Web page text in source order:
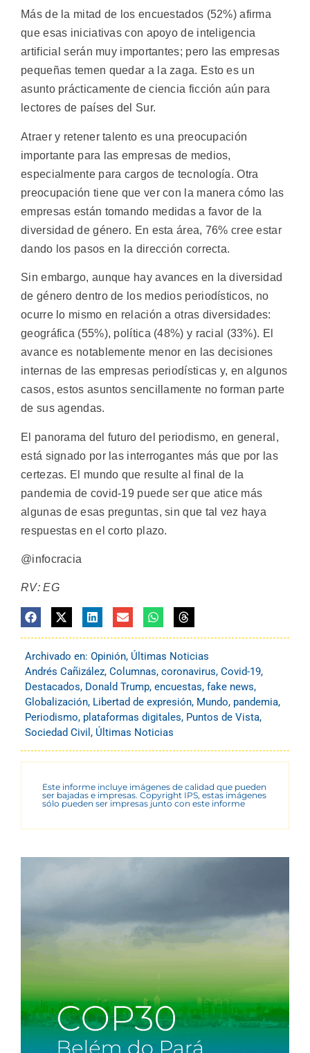
Más de la mitad de los encuestados (52%) afirma
que esas iniciativas con apoyo de inteligencia
artificial serán muy importantes; pero las empresas
pequeñas temen quedar a la zaga. Esto es un
asunto prácticamente de ciencia ficción aún para
lectores de países del Sur.
Atraer y retener talento es una preocupación
importante para las empresas de medios,
especialmente para cargos de tecnología. Otra
preocupación tiene que ver con la manera cómo las
empresas están tomando medidas a favor de la
diversidad de género. En esta área, 76% cree estar
dando los pasos en la dirección correcta.
Sin embargo, aunque hay avances en la diversidad
de género dentro de los medios periodísticos, no
ocurre lo mismo en relación a otras diversidades:
geográfica (55%), política (48%) y racial (33%). El
avance es notablemente menor en las decisiones
internas de las empresas periodísticas y, en algunos
casos, estos asuntos sencillamente no forman parte
de sus agendas.
El panorama del futuro del periodismo, en general,
está signado por las interrogantes más que por las
certezas. El mundo que resulte al final de la
pandemia de covid-19 puede ser que atice más
algunas de esas preguntas, sin que tal vez haya
respuestas en el corto plazo.
@infocracia
RV: EG
Archivado en: Opinión, Últimas Noticias
Andrés Cañizález, Columnas, coronavirus, Covid-19,
Destacados, Donald Trump, encuestas, fake news,
Globalización, Libertad de expresión, Mundo, pandemia,
Periodismo, plataformas digitales, Puntos de Vista,
Sociedad Civil , Últimas Noticias
Este informe incluye imágenes de calidad que pueden
ser bajadas e impresas. Copyright IPS, estas imágenes
sólo pueden ser impresas junto con este informe